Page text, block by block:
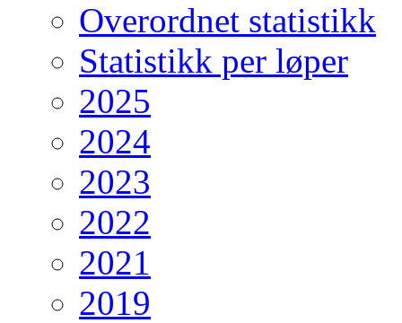
Overordnet statistikk
Statistikk per løper
2025
2024
2023
2022
2021
2019